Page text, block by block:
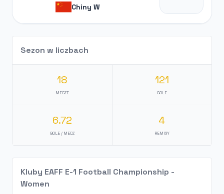
Chiny W
Sezon w liczbach
18
MECZE
121
GOLE
6.72
GOLE / MECZ
4
REMISY
Kluby EAFF E-1 Football Championship -
Women